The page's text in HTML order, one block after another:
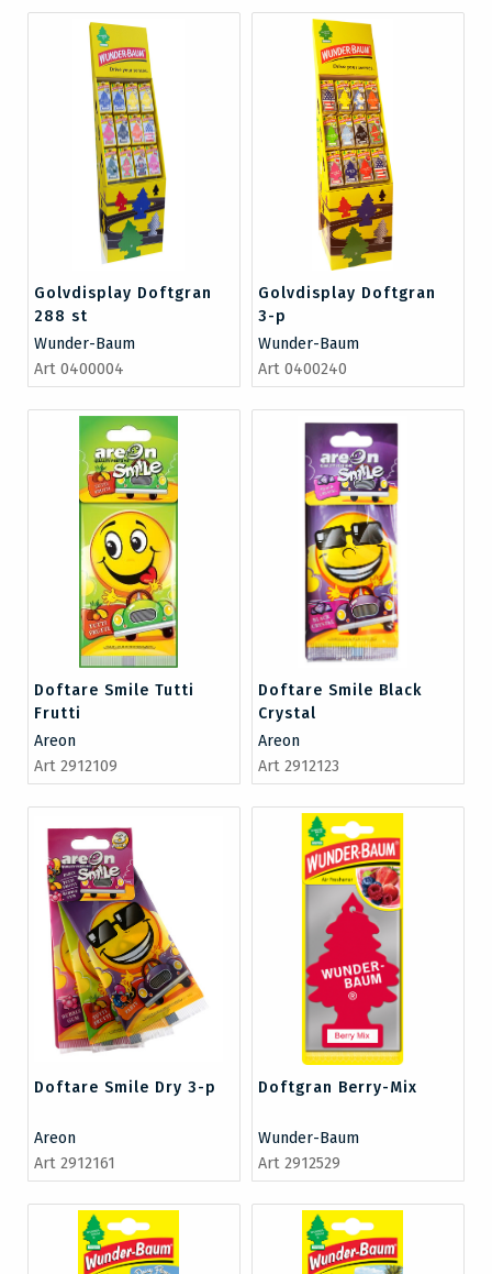
Golvdisplay Doftgran
288 st
Wunder-Baum
Art 0400004
Golvdisplay Doftgran
3-p
Wunder-Baum
Art 0400240
Doftare Smile Tutti
Frutti
Areon
Art 2912109
Doftare Smile Black
Crystal
Areon
Art 2912123
Doftare Smile Dry 3-p
Areon
Art 2912161
Doftgran Berry-Mix
Wunder-Baum
Art 2912529